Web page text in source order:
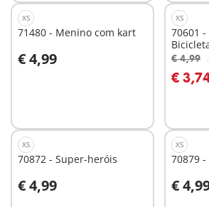
XS
71480 - Menino com kart
€ 4,99
Ao carrinho
XS
70601 -
€ 4,99
€
Ao
XS
70872 - Super-heróis
€ 4,99
Ao carrinho
XS
70879
€